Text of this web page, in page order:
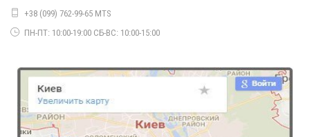
+38 (099) 762-99-65 MTS
ПН-ПТ: 10:00-19:00 СБ-ВС: 10:00-15:00